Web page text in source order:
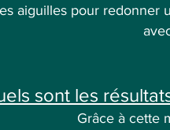
aiguilles pour redonner
sont les
Grâce à cette